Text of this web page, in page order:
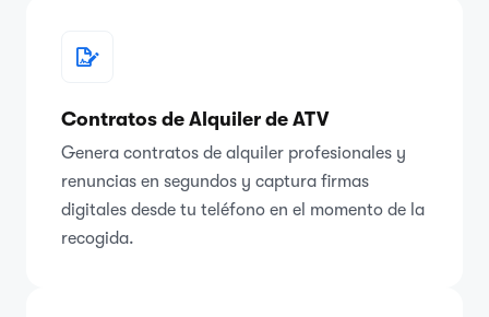
Contratos de Alquiler de ATV
Genera contratos de alquiler profesionales y
renuncias en segundos y captura firmas
digitales desde tu teléfono en el momento de la
recogida.